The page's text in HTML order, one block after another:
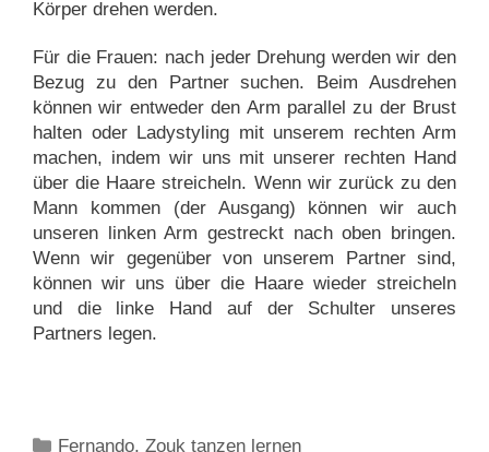
Körper drehen werden.
Für die Frauen: nach jeder Drehung werden wir den
Bezug zu den Partner suchen. Beim Ausdrehen
können wir entweder den Arm parallel zu der Brust
halten oder Ladystyling mit unserem rechten Arm
machen, indem wir uns mit unserer rechten Hand
über die Haare streicheln. Wenn wir zurück zu den
Mann kommen (der Ausgang) können wir auch
unseren linken Arm gestreckt nach oben bringen.
Wenn wir gegenüber von unserem Partner sind,
können wir uns über die Haare wieder streicheln
und die linke Hand auf der Schulter unseres
Partners legen.
Kategorien
Fernando,Zouk tanzen lernen